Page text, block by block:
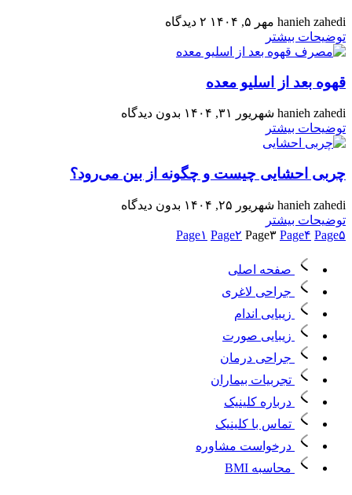
hanieh zahedi مهر ۵, ۱۴۰۴
۲ دیدگاه
توضیحات بیشتر
قهوه بعد از اسلیو معده
hanieh zahedi شهریور ۳۱, ۱۴۰۴
بدون دیدگاه
توضیحات بیشتر
چربی احشایی چیست و چگونه از بین می‌رود؟
hanieh zahedi شهریور ۲۵, ۱۴۰۴
بدون دیدگاه
توضیحات بیشتر
Page۱ Page۲ Page۳ Page۴ Page۵
صفحه اصلی
جراحی لاغری
زیبایی اندام
زیبایی صورت
جراحی درمان
تجربیات بیماران
درباره کلینیک
تماس با کلینیک
درخواست مشاوره
محاسبه BMI